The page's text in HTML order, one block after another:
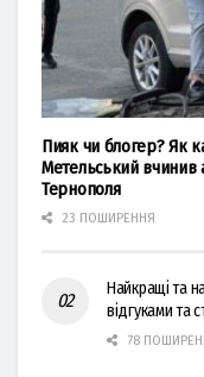
Пияк чи блогер? Як
Метельський вчинив
Тернополя
23 ПОШИРЕННЯ
Найкращі та
відгуками та
78